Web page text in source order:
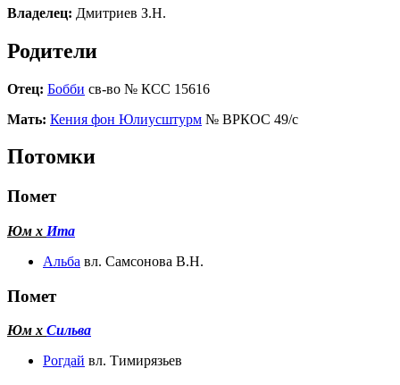
Владелец: Дмитриев З.Н.
Родители
Отец: Бобби св-во № КСС 15616
Мать: Кения фон Юлиусштурм № ВРКОС 49/с
Потомки
Помет
Юм х Ита
Альба вл. Самсонова В.Н.
Помет
Юм х Сильва
Рогдай вл. Тимирязьев